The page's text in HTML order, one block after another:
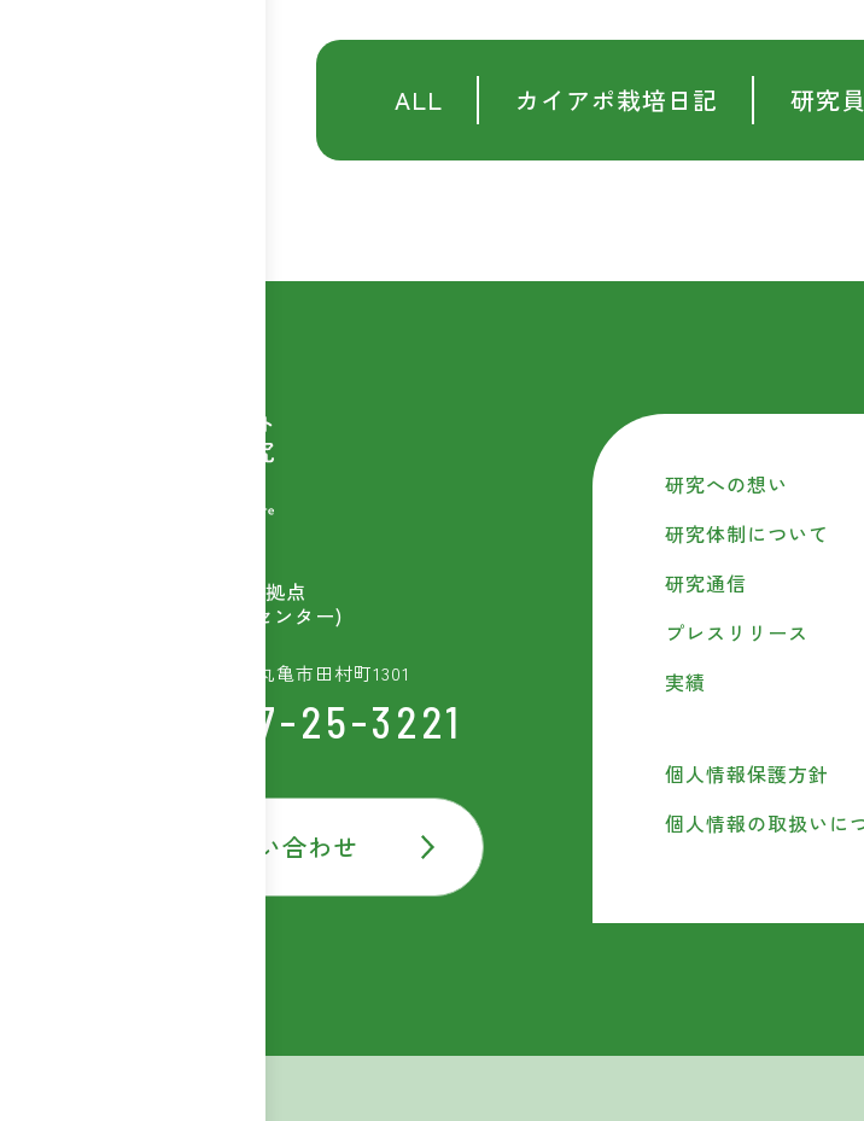
ALL カイアポ栽培日記 研究
ウェルベストの開発拠点
(富士産業研究開発センター)
〒763-8603 香川県丸亀市田村町1301
TEL:0877-25-3221
お問い合わせ
研究への想い
研究体制について
研究通信
プレスリリース
実績
個人情報保護方針
個人情報の取扱いに